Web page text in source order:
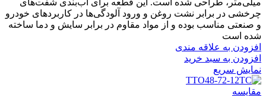
چرخشی در برابر نشت روغن و ورود آلودگی‌ها در کاربردهای خودرو
و صنعتی مناسب بوده و از مواد مقاوم در برابر سایش و دما ساخته
شده است
افزودن به علاقه مندی
افزودن به سبد خرید
نمایش سریع
مقايسه